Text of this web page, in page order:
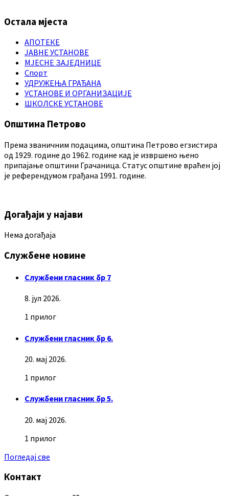
Остала мјеста
АПОТЕКЕ
ЈАВНЕ УСТАНОВЕ
МЈЕСНЕ ЗАЈЕДНИЦЕ
Спорт
УДРУЖЕЊА ГРАЂАНА
УСТАНОВЕ И ОРГАНИЗАЦИЈЕ
ШКОЛСКЕ УСТАНОВЕ
Општина Петрово
Према званичним подацима, општина Петрово егзистира
од 1929. године до 1962. године кад је извршено њено
припајање општини Грачаница. Статус општине враћен јој
је референдумом грађана 1991. године.
Догађаји у најави
Нема догађаја
Службене новине
Службени гласник бр 7
8. јул 2026.
1 прилог
Службени гласник бр 6.
20. мај 2026.
1 прилог
Службени гласник бр 5.
20. мај 2026.
1 прилог
Погледај све
Контакт